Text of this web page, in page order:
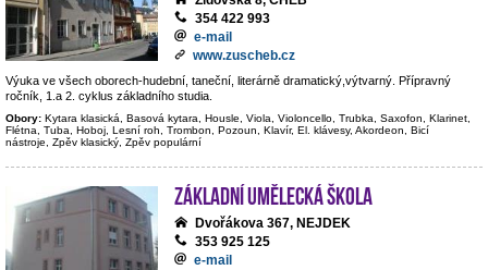
354 422 993
e-mail
www.zuscheb.cz
Výuka ve všech oborech-hudební, taneční, literárně dramatický,výtvarný. Přípravný
ročník, 1.a 2. cyklus základního studia.
Obory: Kytara klasická, Basová kytara, Housle, Viola, Violoncello, Trubka, Saxofon, Klarinet,
Flétna, Tuba, Hoboj, Lesní roh, Trombon, Pozoun, Klavír, El. klávesy, Akordeon, Bicí
nástroje, Zpěv klasický, Zpěv populární
Základní umělecká škola
Dvořákova 367, NEJDEK
353 925 125
e-mail